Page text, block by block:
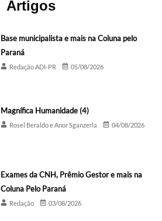
Artigos
Base municipalista e mais na Coluna pelo
Paraná
Redação ADI-PR 05/08/2026
Magnífica Humanidade (4)
Rosel Beraldo e Anor Sganzerla 04/08/2026
Exames da CNH, Prêmio Gestor e mais na
Coluna Pelo Paraná
Redação 03/08/2026